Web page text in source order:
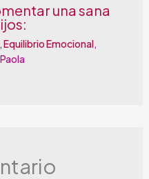
una sana
,Equilibrio Emocional,
Paola